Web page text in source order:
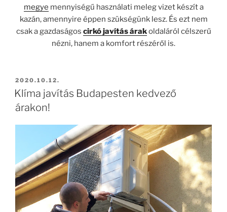
megye mennyiségű használati meleg vizet készít a
kazán, amennyire éppen szükségünk lesz. És ezt nem
csak a gazdaságos cirkó javítás árakoldaláról célszerű
nézni, hanem a komfort részéről is.
BEKÜLDVE:
2020.10.12.
Klíma javítás Budapesten kedvező
árakon!